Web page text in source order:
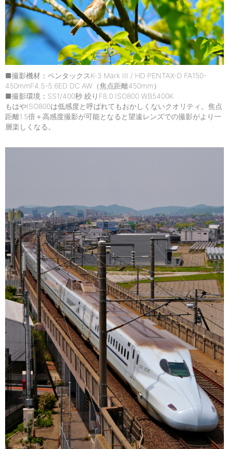
■撮影機材：ペンタックスK-3 Mark III / HD PENTAX-D FA150-
450mmF4.5-5.6ED DC AW（焦点距離450mm）
■撮影環境：SS1/400秒 絞りF8.0 ISO800 WB5400K
もはやISO800は低感度と呼ばれてもおかしくないクオリティ。焦点
距離1.5倍＋高感度撮影が可能となると望遠レンズでの撮影がより一
層楽しくなる。